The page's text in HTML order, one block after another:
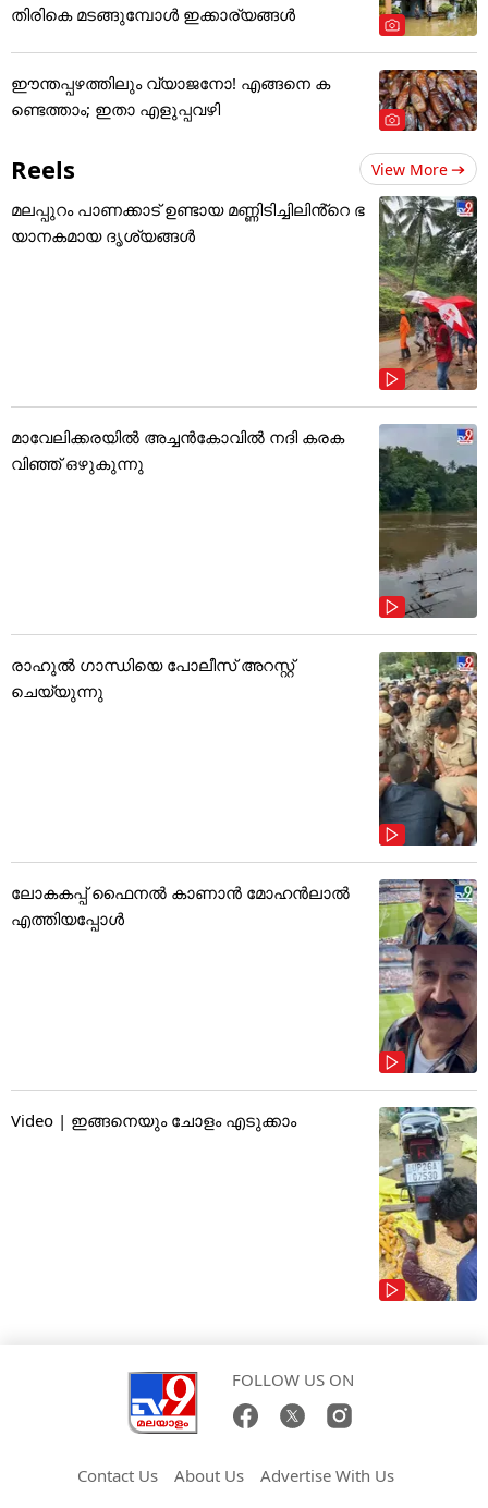
തിരികെ മടങ്ങുമ്പോൾ ഇക്കാര്യങ്ങൾ
ഈന്തപ്പഴത്തിലും വ്യാജനോ! എങ്ങനെ ക
ണ്ടെത്താം; ഇതാ എളുപ്പവഴി
Reels View More
മലപ്പുറം പാണക്കാട് ഉണ്ടായ മണ്ണിടിച്ചിലിൻ്റെ ഭ
യാനകമായ ദൃശ്യങ്ങൾ
മാവേലിക്കരയിൽ അച്ചൻകോവിൽ നദി കരക
വിഞ്ഞ് ഒഴുകുന്നു
രാഹുൽ ഗാന്ധിയെ പോലീസ് അറസ്റ്റ്
ചെയ്യുന്നു
ലോകകപ്പ് ഫൈനൽ കാണാൻ മോഹൻലാൽ
എത്തിയപ്പോൾ
Video | ഇങ്ങനെയും ചോളം എടുക്കാം
FOLLOW US ON
Contact Us About Us
Advertise With Us